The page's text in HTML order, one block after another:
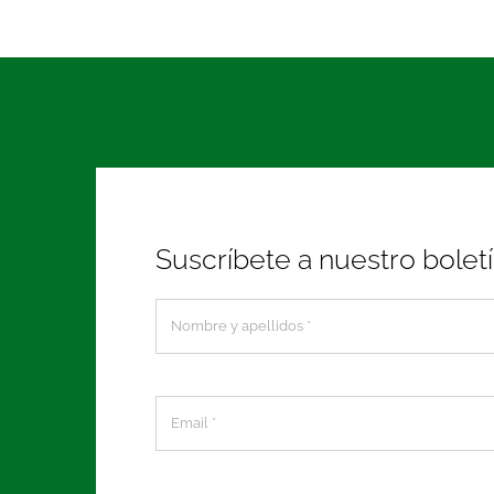
Suscríbete a nuestro